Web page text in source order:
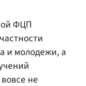
ФЦП
и молодежи, а
не